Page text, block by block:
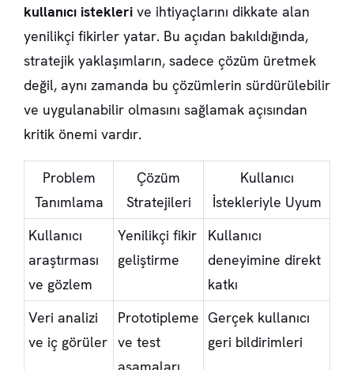
kullanıcı istekleri ve ihtiyaçlarını dikkate alan
yenilikçi fikirler yatar. Bu açıdan bakıldığında,
stratejik yaklaşımların, sadece çözüm üretmek
değil, aynı zamanda bu çözümlerin sürdürülebilir
ve uygulanabilir olmasını sağlamak açısından
kritik önemi vardır.
Problem
Tanımlama
Çözüm
Stratejileri
Kullanıcı
İstekleriyle Uyum
Kullanıcı
araştırması
ve gözlem
Yenilikçi fikir
geliştirme
Kullanıcı
deneyimine direkt
katkı
Veri analizi
ve iç görüler
Prototipleme
ve test
aşamaları
Gerçek kullanıcı
geri bildirimleri